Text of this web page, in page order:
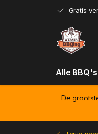
Gratis
Alle BBQ's
De